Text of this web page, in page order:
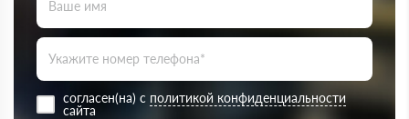
согласен(на) с политикой конфиденциальности
сайта